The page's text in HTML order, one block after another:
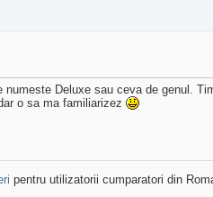
Deluxe sau ceva de genul.
o sa ma familiarizez
pentru utilizatorii cumparatori din